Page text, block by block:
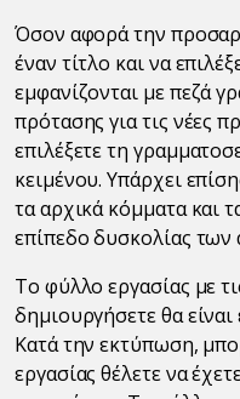
Όσον αφορά την
έναν τίτλο και να
εμφανίζονται με πεζά
πρότασης για τις νέες
επιλέξετε τη
κειμένου. Υπάρχει
τα αρχικά κόμματα και
επίπεδο δυσκολίας
Το φύλλο εργασίας με
δημιουργήσετε θα
Κατά την εκτύπωση,
εργασίας θέλετε να